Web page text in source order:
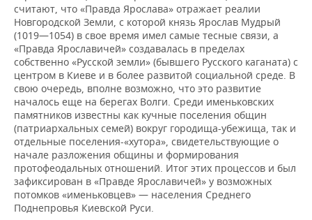
считают, что «Правда Ярослава» отражает реалии
Новгородской Земли, с которой князь Ярослав Мудрый
(1019—1054) в свое время имел самые тесные связи, а
«Правда Ярославичей» создавалась в пределах
собственно «Русской земли» (бывшего Русского каганата) с
центром в Киеве и в более развитой социальной среде. В
свою очередь, вполне возможно, что это развитие
началось еще на берегах Волги. Среди именьковских
памятников известны как кучные поселения общин
(патриархальных семей) вокруг городища-убежища, так и
отдельные поселения-«хутора», свидетельствующие о
начале разложения общины и формирования
протофеодальных отношений. Итог этих процессов и был
зафиксирован в «Правде Ярославичей» у возможных
потомков «именьковцев» — населения Среднего
Поднепровья Киевской Руси.